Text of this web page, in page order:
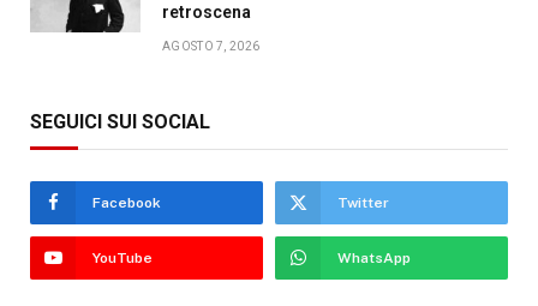
retroscena
AGOSTO 7, 2026
SEGUICI SUI SOCIAL
Facebook Twitter
YouTube WhatsApp